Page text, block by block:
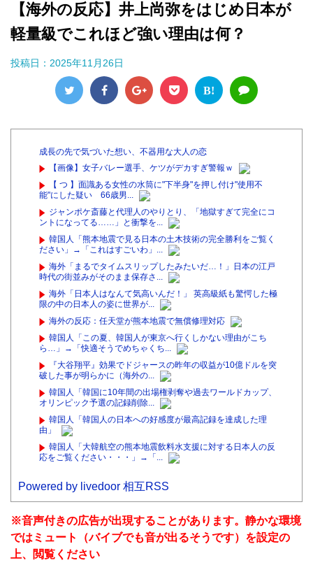
【海外の反応】井上尚弥をはじめ日本が
軽量級でこれほど強い理由は何？
投稿日： 2025年11月26日
B!
成長の先で気づいた想い、不器用な大人の恋
【画像】女子バレー選手、ケツがデカすぎ警報ｗ
【 つ 】面識ある女性の水筒に"下半身"を押し付け"使用不
能"にした疑い 66歳男...
ジャンポケ斎藤と代理人のやりとり、「地獄すぎて完全にコ
ントになってる……」と衝撃を...
韓国人「熊本地震で見る日本の土木技術の完全勝利をご覧く
ださい」→「これはすごいわ」...
海外「まるでタイムスリップしたみたいだ…！」日本の江戸
時代の街並みがそのまま保存さ...
海外「日本人はなんて気高いんだ！」 英高級紙も驚愕した極
限の中の日本人の姿に世界が...
海外の反応：任天堂が熊本地震で無償修理対応
韓国人「この夏、韓国人が東京へ行くしかない理由がこち
ら…」→「快適そうでめちゃくち...
『大谷翔平』効果でドジャースの昨年の収益が10億ドルを突
破した事が明らかに（海外の...
韓国人「韓国に10年間の出場権剥奪や過去ワールドカップ、
オリンピック予選の記録削除...
韓国人「韓国人の日本への好感度が最高記録を達成した理
由」
韓国人「大韓航空の熊本地震飲料水支援に対する日本人の反
応をご覧ください・・・」→「...
Powered by livedoor 相互RSS
※音声付きの広告が出現することがあります。静かな環境
ではミュート（バイブでも音が出るそうです）を設定の
上、閲覧ください